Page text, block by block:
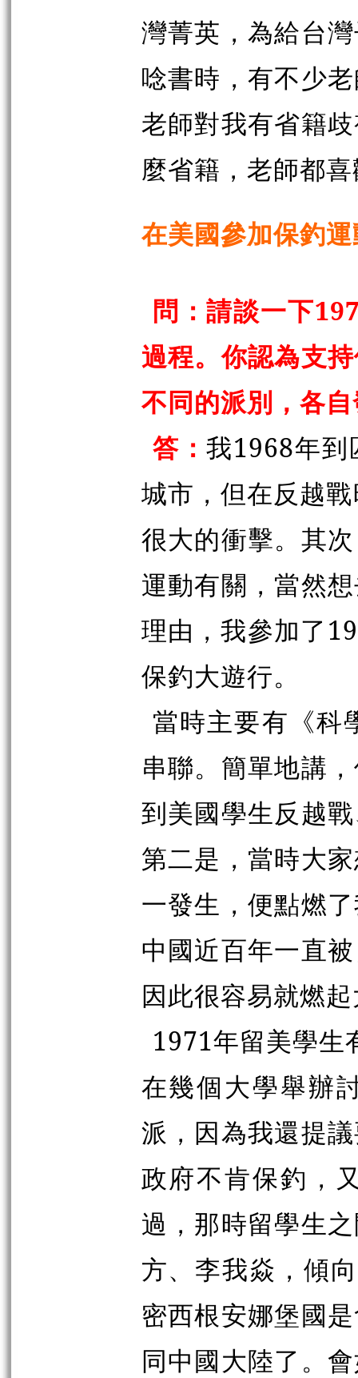
灣菁英，為給台
唸書時，有不少
老師對我有省籍
麼省籍，老師都
在美國參加保釣
問：請談一下
過程。你認為支
不同的派別，各
答：我1968年到
城市，但在反越
很大的衝擊。其
運動有關，當然
理由，我參加了
保釣大遊行。
當時主要有《科
串聯。簡單地講
到美國學生反越
第二是，當時大
一發生，便點燃
中國近百年一直
因此很容易就燃
1971年留美學生
在幾個大學舉辦
派，因為我還提
政府不肯保釣，
過，那時留學生
方、李我焱，傾
密西根安娜堡國
同中國大陸了。